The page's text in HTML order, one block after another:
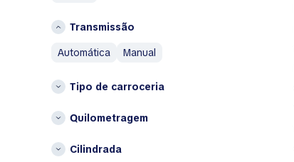
Austin
Avatr
B
I
Islândia
L
Lituânia
P
Transmissão
automática
manual
Tipo de carroceria
Quilometragem
Cilindrada